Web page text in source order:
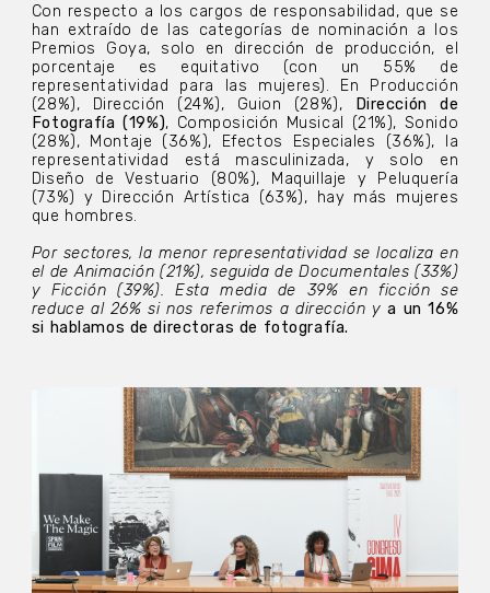
Con respecto a los cargos de responsabilidad, que se
han extraído de las categorías de nominación a los
Premios Goya, solo en dirección de producción, el
porcentaje es equitativo (con un 55% de
representatividad para las mujeres). En Producción
(28%), Dirección (24%), Guion (28%),
Dirección de
Fotografía (19%), Composición Musical (21%), Sonido
(28%), Montaje (36%), Efectos Especiales (36%), la
representatividad está masculinizada, y solo en
Diseño de Vestuario (80%), Maquillaje y Peluquería
(73%) y Dirección Artística (63%), hay más mujeres
que hombres.
Por sectores, la menor representatividad se localiza en
el de Animación (21%), seguida de Documentales (33%)
y Ficción (39%). Esta media de 39% en ficción se
reduce al 26% si nos referimos a dirección y a un 16%
si hablamos de directoras de fotografía.